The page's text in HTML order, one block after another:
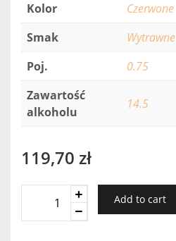
Kolor
Czerwone
Smak
Wytrawne
Poj.
0.75
Zawartość
alkoholu
14.5
119,70 zł
Maremma
Add to cart